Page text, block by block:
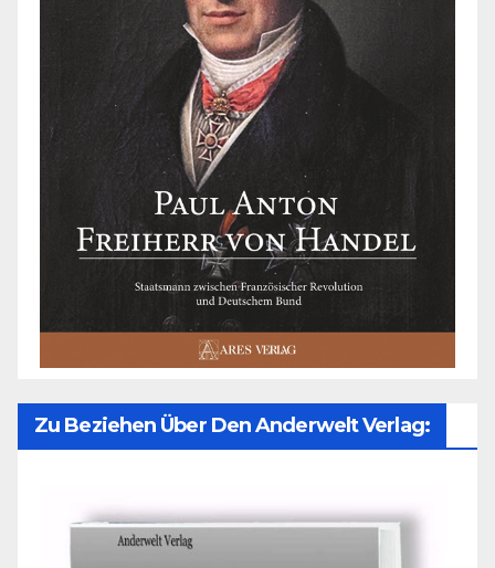
Zu Beziehen Über Den Anderwelt Verlag: